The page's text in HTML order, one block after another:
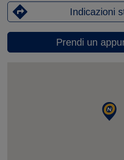
Indicazioni
Prendi un